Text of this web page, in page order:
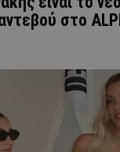
στο